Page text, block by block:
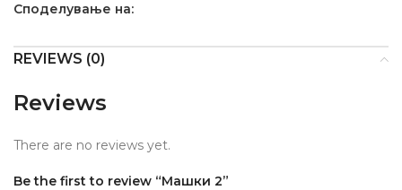
Споделување на:
REVIEWS (0)
Reviews
There are no reviews yet.
Be the first to review “Машки 2”